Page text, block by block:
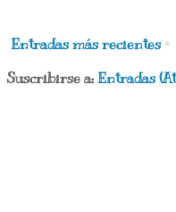
Entradas más recientes
Suscribirse a: Entradas